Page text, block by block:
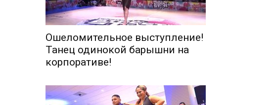
Ошеломительное выступление!
Танец одинокой барышни на
корпоративе!